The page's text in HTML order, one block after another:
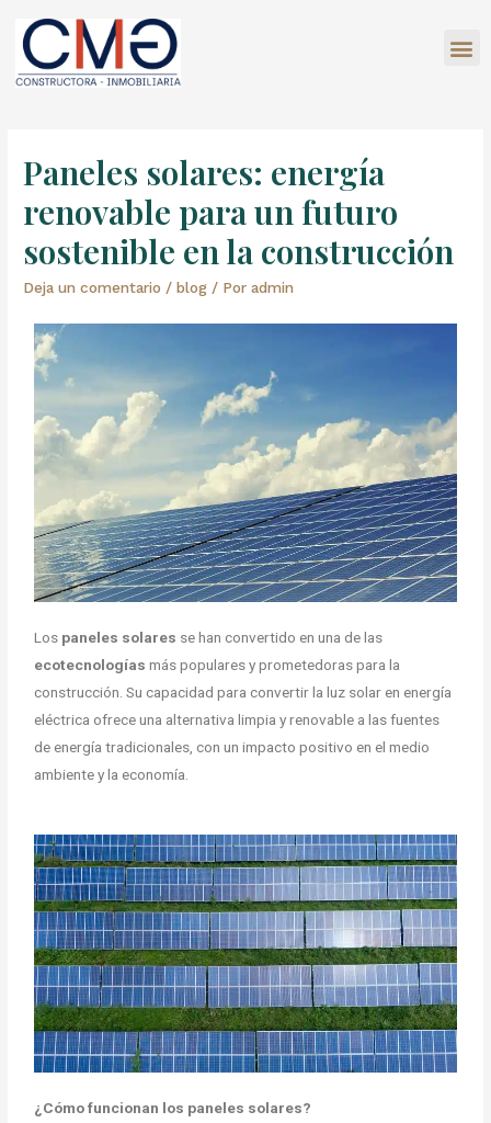
Paneles solares: energía
renovable para un futuro
sostenible en la construcción
Deja un comentario /blog / Poradmin
Los paneles solares se han convertido en una de las
ecotecnologías más populares y prometedoras para la
construcción. Su capacidad para convertir la luz solar en energía
eléctrica ofrece una alternativa limpia y renovable a las fuentes
de energía tradicionales, con un impacto positivo en el medio
ambiente y la economía.
¿Cómo funcionan los paneles solares?